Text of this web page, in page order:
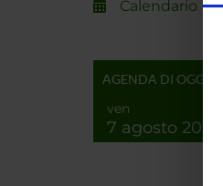
Calendario
AGENDA DI OGGI
ven
7 agosto 2026